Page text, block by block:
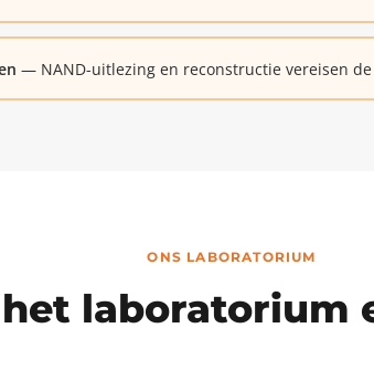
— NAND-uitlezing en reconstructie vereisen
ONS LABORATORIUM
laboratorium